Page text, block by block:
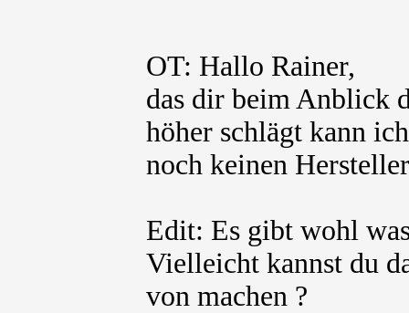
OT: Hallo Rainer,
das dir beim Anblick
höher schlägt kann
noch keinen
Edit: Es gibt wohl
Vielleicht kannst du
von machen ?